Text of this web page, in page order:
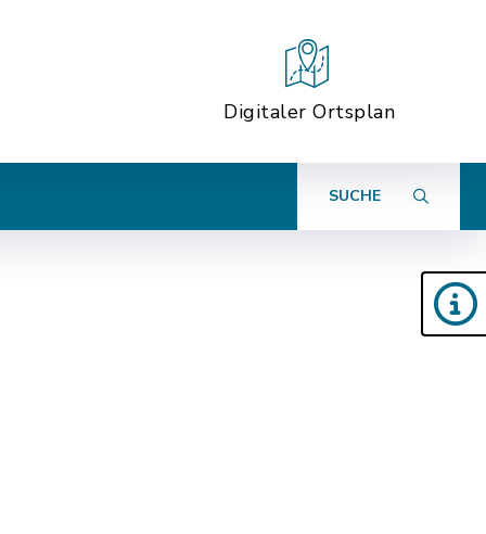
Digitaler Ortsplan
SUCHE